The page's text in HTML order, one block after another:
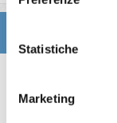
Statistiche
Marketing